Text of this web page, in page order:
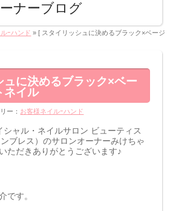
ナーブログ
ｰハンド » [ スタイリッシュに決めるブラック×ベージ
ュに決めるブラック×ベー
ネイル
ー： お客様ネイルｰハンド
シャル・ネイルサロン ビューティス
ブレス）のサロンオーナーみけちゃ
ただきありがとうございます♪
です。